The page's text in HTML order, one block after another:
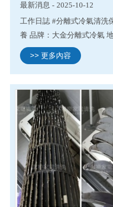
最新消息 - 2025-10-12
工作日誌 #分離式冷氣清洗
養 品牌：大金分離式冷氣
品牌：國際牌分離式冷氣
品牌：華凌、歌林分離式冷
>> 更多內容